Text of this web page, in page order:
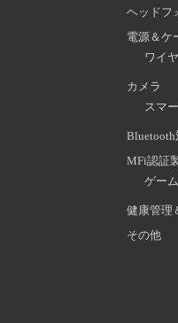
ヘッドフ
電源＆ケ
ワイ
カメラ
スマ
Bluetooth
MFi認証
ゲー
健康管理
その他